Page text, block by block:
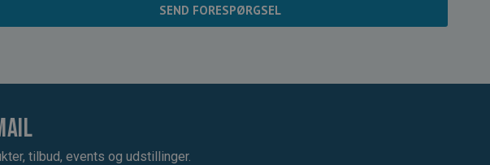
SEND FORESPØRGSEL
tilbud, events og udstillinger.